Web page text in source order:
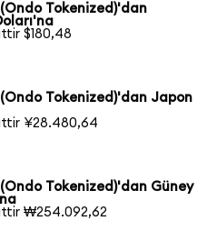
Tokenized)'dan
$180,48
Tokenized)'dan Japon
¥28.480,64
Tokenized)'dan Güney
₩254.092,62